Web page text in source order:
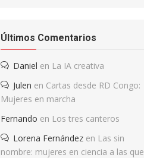
Últimos Comentarios
Daniel en La IA creativa
Julen en Cartas desde RD Congo:
Mujeres en marcha
Fernando en Los tres canteros
Lorena Fernández en Las sin
nombre: mujeres en ciencia a las que